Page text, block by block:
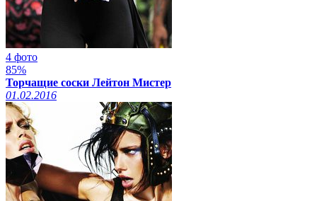
4 фото
85%
Торчащие соски Лейтон Мистер
01.02.2016